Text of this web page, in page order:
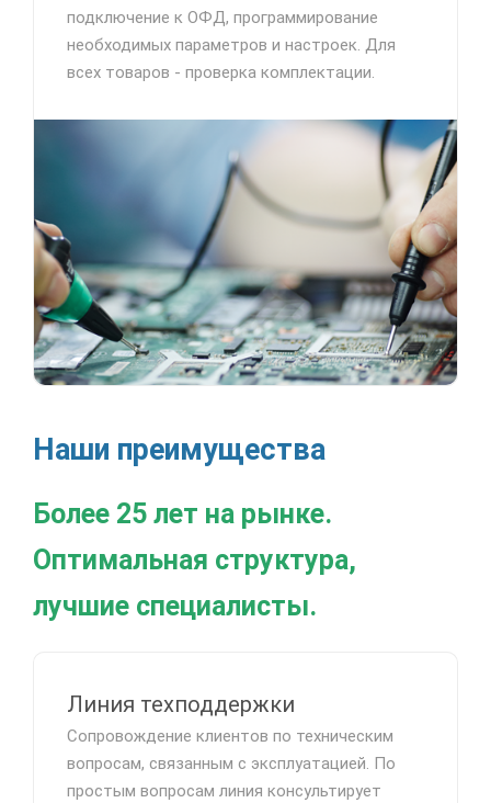
подключение к ОФД, программирование
необходимых параметров и настроек. Для
всех товаров - проверка комплектации.
Наши преимущества
Более 25 лет на рынке.
Оптимальная структура,
лучшие специалисты.
Линия техподдержки
Сопровождение клиентов по техническим
вопросам, связанным с эксплуатацией. По
простым вопросам линия консультирует